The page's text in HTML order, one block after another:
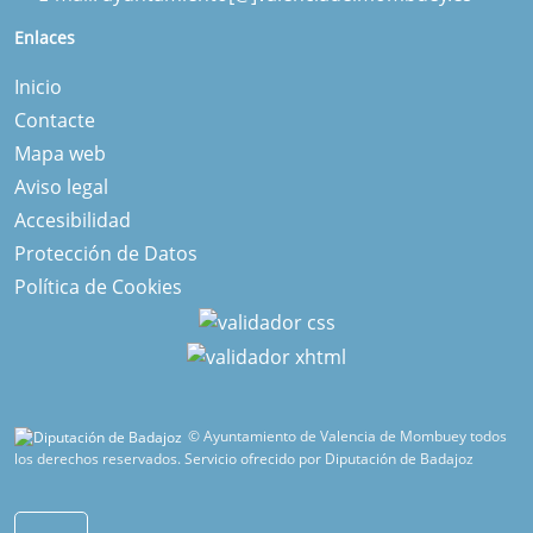
Enlaces
Inicio
Contacte
Mapa web
Aviso legal
Accesibilidad
Protección de Datos
Política de Cookies
© Ayuntamiento de Valencia de Mombuey todos
los derechos reservados.Servicio ofrecido por Diputación de Badajoz